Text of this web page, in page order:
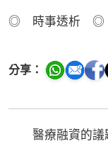
◎ 時事透析 ◎
分享：
醫療融資的議